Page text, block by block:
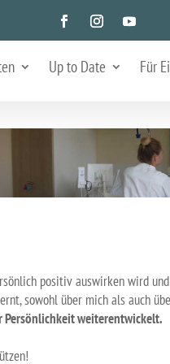
Up to Date Für
positiv auswirken wird
sowohl über mich als auch
Persönlichkeit weiterentwickelt.